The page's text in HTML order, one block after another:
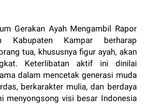
Gerakan Ayah Mengambil Rapor
Kabupaten Kampar berharap
tua, khususnya figur ayah, akan
Keterlibatan aktif ini dinilai
dalam mencetak generasi muda
berkarakter mulia, dan berdaya
menyongsong visi besar Indonesia